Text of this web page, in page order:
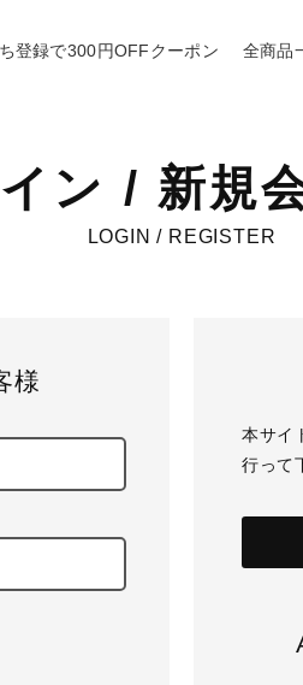
登録で300円OFFクーポン 全商品
ン / 新規
LOGIN / REGISTER
様
本サイ
行って